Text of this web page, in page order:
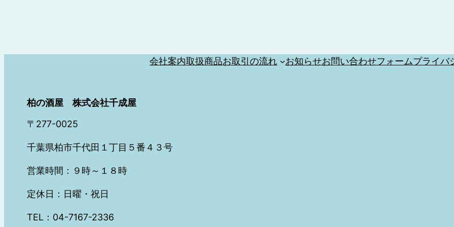
会社案内取扱商品お取引の流れ お知らせお問い合わせフォームプライバ
柏の酒屋 株式会社千成屋
〒277-0025
千葉県柏市千代田１丁目５番４３号
営業時間：９時～１８時
定休日：日曜・祝日
TEL：04-7167-2336